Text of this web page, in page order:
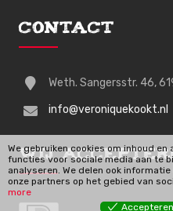
Contact
Weth. Sangersstr. 46,
info@veroniquekookt.nl
Wij
We gebruiken cookies om inhoud
functies voor sociale media aan te
analyseren. We delen ook
onze partners op het gebied van
more
Accepteren